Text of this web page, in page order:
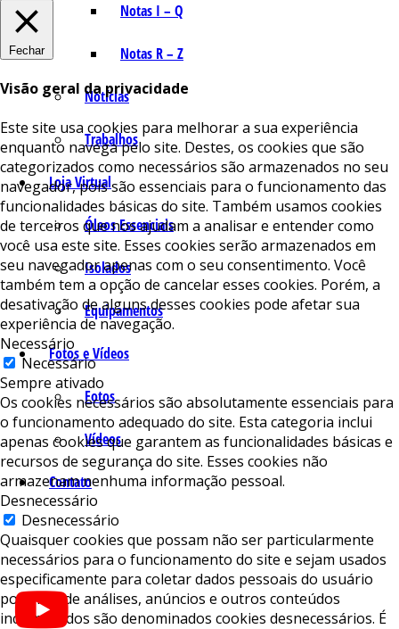
Notas I – Q
Notas R – Z
Notícias
Trabalhos
Loja Virtual
Óleos Essenciais
Isolados
Equipamentos
Fotos e Vídeos
Fotos
Vídeos
Contato
Fechar
Visão geral da privacidade
Este site usa cookies para melhorar a sua experiência
enquanto navega pelo site. Destes, os cookies que são
categorizados como necessários são armazenados no seu
navegador, pois são essenciais para o funcionamento das
funcionalidades básicas do site. Também usamos cookies
de terceiros que nos ajudam a analisar e entender como
você usa este site. Esses cookies serão armazenados em
seu navegador apenas com o seu consentimento. Você
também tem a opção de cancelar esses cookies. Porém, a
desativação de alguns desses cookies pode afetar sua
experiência de navegação.
Necessário
Necessário
Sempre ativado
Os cookies necessários são absolutamente essenciais para
o funcionamento adequado do site. Esta categoria inclui
apenas cookies que garantem as funcionalidades básicas e
recursos de segurança do site. Esses cookies não
armazenam nenhuma informação pessoal.
Desnecessário
Desnecessário
Quaisquer cookies que possam não ser particularmente
necessários para o funcionamento do site e sejam usados ​​
especificamente para coletar dados pessoais do usuário
por meio de análises, anúncios e outros conteúdos
incorporados são denominados cookies desnecessários. É